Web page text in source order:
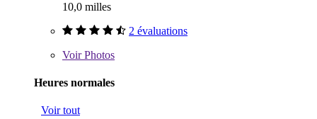
10,0 milles
2 évaluations
VoirPhotos
Heures normales
Voir tout